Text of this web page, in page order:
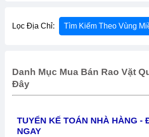
Lọc Địa Chỉ: Tìm Kiếm Theo Vùng
Danh Mục Mua Bán Rao Vặt
Đây
TUYỂN KẾ TOÁN NHÀ HÀNG -
NGAY